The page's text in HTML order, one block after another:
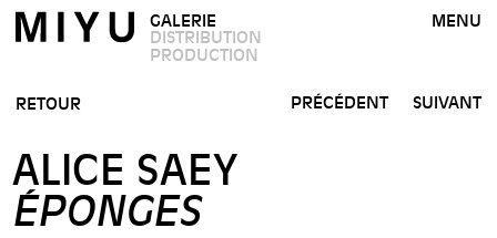
GALERIE
DISTRIBUTION
PRODUCTION
MENU
RETOUR
ALICE SAEY
ÉPONGES
PRÉCÉDENT SUIVANT